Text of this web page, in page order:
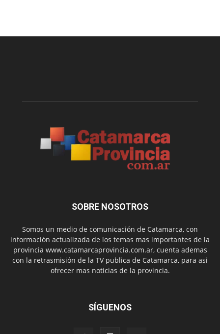
SOBRE NOSOTROS
Somos un medio de comunicación de Catamarca, con
información actualizada de los temas mas importantes de la
provincia www.catamarcaprovincia.com.ar, cuenta ademas
con la retrasmisión de la TV publica de Catamarca, para asi
ofrecer mas noticias de la provincia.
SÍGUENOS